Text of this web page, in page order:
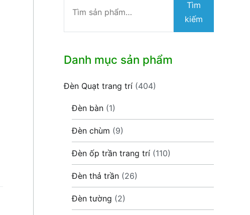
kiếm:
Tìm
kiếm
Danh mục sản phẩm
Đèn Quạt trang trí (404)
Đèn bàn (1)
Đèn chùm (9)
Đèn ốp trần trang trí (110)
Đèn thả trần (26)
Đèn tường (2)